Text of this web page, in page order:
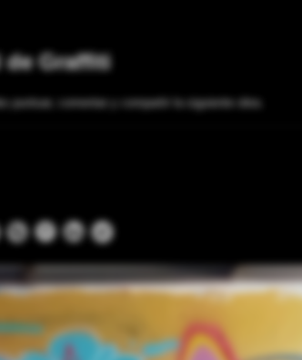
de Graffiti
puntuar, comentar y compartir la siguiente obra.